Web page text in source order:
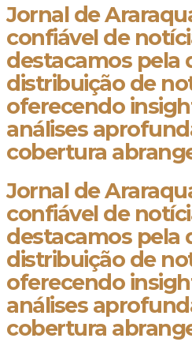
Jornal de
confiável de
destacamos pela
distribuição de
oferecendo
análises
cobertura
Jornal de
confiável de
destacamos pela
distribuição de
oferecendo
análises
cobertura